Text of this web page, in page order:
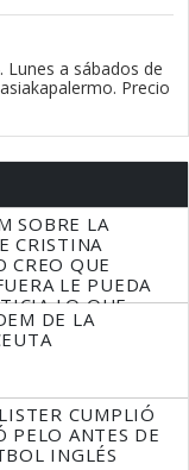
Lunes a sábados de
Precio
SOBRE LA
CRISTINA
CREO QUE
LE PUEDA
LO QUE
DE LA
CUMPLIÓ
PELO ANTES DE
INGLÉS